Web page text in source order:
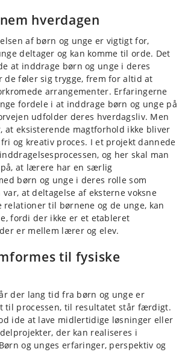
hverdagen
af børn og unge er vigtigt for,
deltager og kan komme til orde. Det
at inddrage børn og unge i deres
de føler sig trygge, frem for altid at
arrangementer. Erfaringerne
fordele i at inddrage børn og unge på
udfolder deres hverdagsliv. Men
at eksisterende magtforhold ikke bliver
og kreativ proces. I et projekt dannede
og her skal man
at lærere har en særlig
børn og unge i deres rolle som
at deltagelse af eksterne voksne
relationer til børnene og de unge, kan
fordi der ikke er et etableret
er mellem lærer og elev.
til fysiske
der lang tid fra børn og unge er
til processen, til resultatet står færdigt.
ide at lave midlertidige løsninger eller
der kan realiseres i
og unges erfaringer, perspektiv og